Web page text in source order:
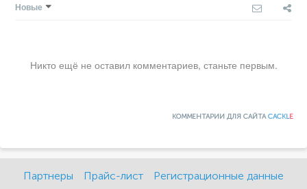
Новые
Никто ещё не оставил комментариев, станьте первым.
КОММЕНТАРИИ ДЛЯ САЙТАCACKLE
Партнеры Прайс-лист Регистрационные данные